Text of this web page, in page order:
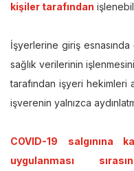
kişiler tarafından
İşyerlerine giriş esnasında
sağlık verilerinin
tarafından işyeri hekimleri
işverenin yalnızca
COVID-19 salgınına
uygulanması